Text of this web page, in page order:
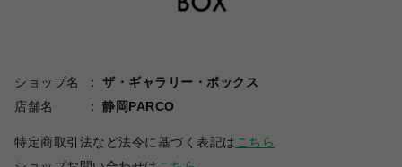
ショップ名
ザ・ギャラリー・ボックス
店舗名
静岡PARCO
特定商取引法など法令に基づく表記は こちら